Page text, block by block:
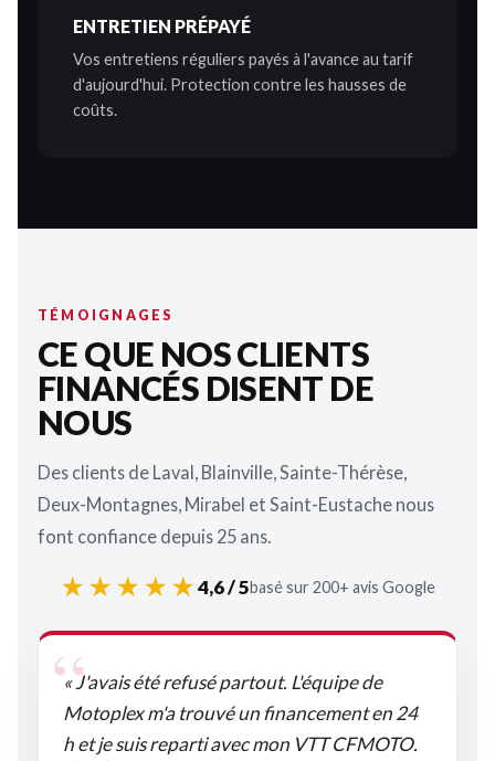
ENTRETIEN PRÉPAYÉ
Vos entretiens réguliers payés à l'avance au tarif
d'aujourd'hui. Protection contre les hausses de
coûts.
TÉMOIGNAGES
CE QUE NOS CLIENTS
FINANCÉS DISENT DE
NOUS
Des clients de Laval, Blainville, Sainte-Thérèse,
Deux-Montagnes, Mirabel et Saint-Eustache nous
font confiance depuis 25 ans.
★★★★★4,6 / 5basé sur 200+ avis Google
« J'avais été refusé partout. L'équipe de
Motoplex m'a trouvé un financement en 24
h et je suis reparti avec mon VTT CFMOTO.